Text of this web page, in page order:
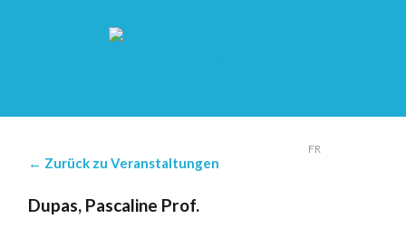
FR
← Zurück zu Veranstaltungen
Dupas, Pascaline Prof.